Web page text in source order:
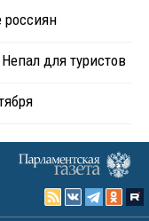
россиян
для туристов